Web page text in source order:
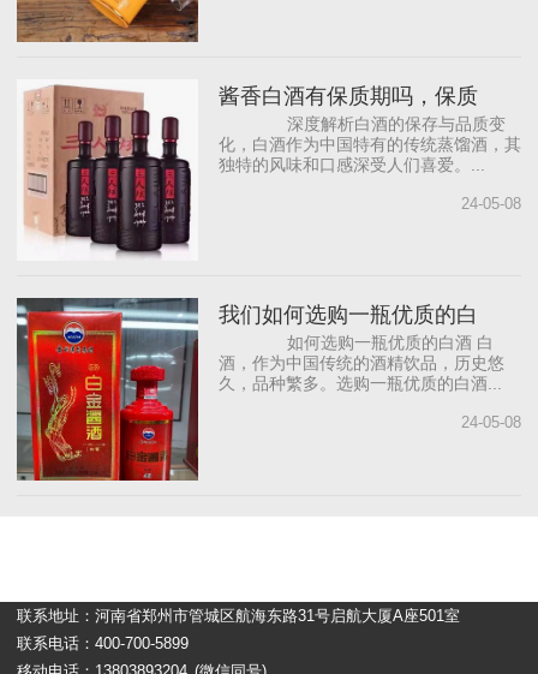
酱香白酒有保质期吗，保质
深度解析白酒的保存与品质变
化，白酒作为中国特有的传统蒸馏酒，其
独特的风味和口感深受人们喜爱。...
24-05-08
我们如何选购一瓶优质的白
如何选购一瓶优质的白酒 白
酒，作为中国传统的酒精饮品，历史悠
久，品种繁多。选购一瓶优质的白酒...
24-05-08
联系地址：河南省郑州市管城区航海东路31号启航大厦A座501室
联系电话：400-700-5899